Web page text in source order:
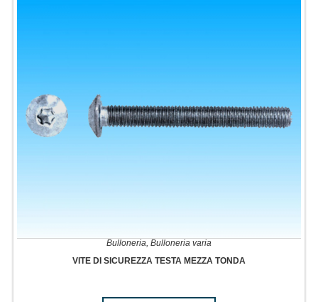
Bulloneria Bulloneria varia
VITE DI SICUREZZA TESTA MEZZA TONDA